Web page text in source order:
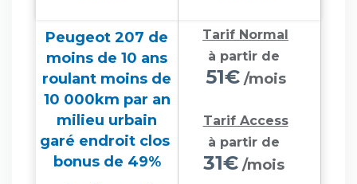
Peugeot 207 de
moins de 10 ans
roulant moins de
10 000km par an
milieu urbain
garé endroit clos
bonus de 49%
Tarif Normal
à partir de
51€/mois
Tarif Access
à partir de
31€/mois